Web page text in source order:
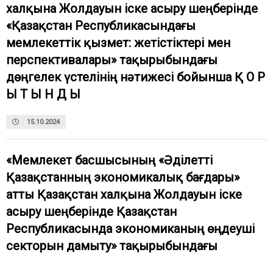
халқына Жолдауын іске асыру шеңберінде
«Қазақстан Республикасындағы
мемлекеттік қызмет: жетістіктері мен
перспективалары» тақырыбындағы
дөңгелек үстелінің нәтижесі бойынша Қ О Р
Ы Т Ы Н Д Ы
15.10.2024
«Мемлекет басшысының «Әділетті
Қазақстанның экономикалық бағдары»
атты Қазақстан халқына Жолдауын іске
асыру шеңберінде Қазақстан
Республикасында экономиканың өңдеуші
секторын дамыту» тақырыбындағы